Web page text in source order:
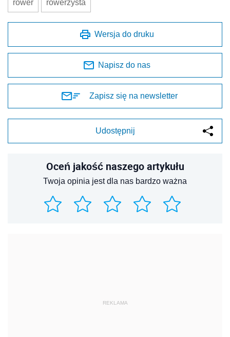
rower rowerzysta
Wersja do druku
Napisz do nas
Zapisz się na newsletter
Udostępnij
Oceń jakość naszego artykułu
Twoja opinia jest dla nas bardzo ważna
REKLAMA